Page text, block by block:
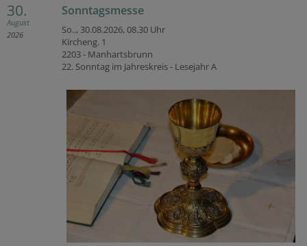
30.
August
2026
Sonntagsmesse
So.., 30.08.2026,08.30 Uhr
Kircheng. 1
2203 - Manhartsbrunn
22. Sonntag im Jahreskreis - Lesejahr A